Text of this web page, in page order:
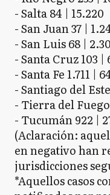
- Salta 84 | 15.220
- San Juan 37 |
- San Luis 68 |
- Santa Cruz 103 |
- Santa Fe 1.711 |
- Santiago del
- Tierra del
- Tucumán 922 |
(Aclaración:
en negativo han
jurisdicciones
*Aquellos casos